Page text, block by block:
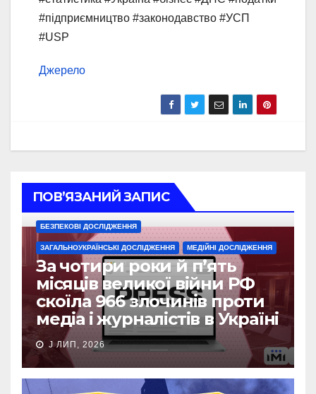
#підприємництво #законодавство #УСП
#USP
Джерело
ПОВ’ЯЗАНИЙ ЗАПИС
БЕЗПЕКОВІ ДОСЛІДЖЕННЯ
ЗАГАЛЬНОУКРАЇНСЬКІ ДОСЛІДЖЕННЯ МЕДІЙНІ ДОСЛІДЖЕННЯ
За чотири роки й п’ять
місяців великої війни РФ
скоїла 966 злочинів проти
медіа і журналістів в Україні
J ЛИП, 2026